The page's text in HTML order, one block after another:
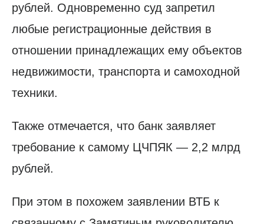
рублей. Одновременно суд запретил
любые регистрационные действия в
отношении принадлежащих ему объектов
недвижимости, транспорта и самоходной
техники.
Также отмечается, что банк заявляет
требование к самому ЦЧПЯК — 2,2 млрд
рублей.
При этом в похожем заявлении ВТБ к